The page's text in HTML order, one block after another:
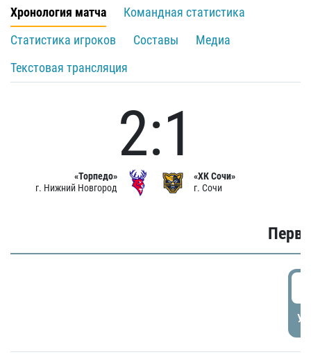
Хронология матча
Командная статистика
Статистика игроков
Составы
Медиа
Текстовая трансляция
«Торпедо»
г. Нижний Новгород
2:1
«ХК Сочи»
г. Сочи